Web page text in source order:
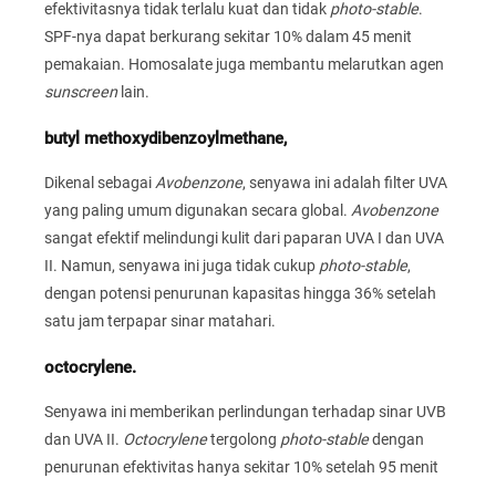
efektivitasnya tidak terlalu kuat dan tidak photo-stable.
SPF-nya dapat berkurang sekitar 10% dalam 45 menit
pemakaian. Homosalate juga membantu melarutkan agen
sunscreenlain.
butyl methoxydibenzoylmethane,
Dikenal sebagaiAvobenzone, senyawa ini adalah filter UVA
yang paling umum digunakan secara global. Avobenzone
sangat efektif melindungi kulit dari paparan UVA I dan UVA
II. Namun, senyawa ini juga tidak cukup photo-stable,
dengan potensi penurunan kapasitas hingga 36% setelah
satu jam terpapar sinar matahari.
octocrylene.
Senyawa ini memberikan perlindungan terhadap sinar UVB
dan UVA II. Octocrylenetergolong photo-stabledengan
penurunan efektivitas hanya sekitar 10% setelah 95 menit